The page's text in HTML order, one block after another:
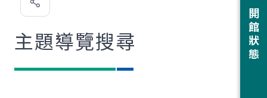
開館狀態
歡
主題導覽搜尋